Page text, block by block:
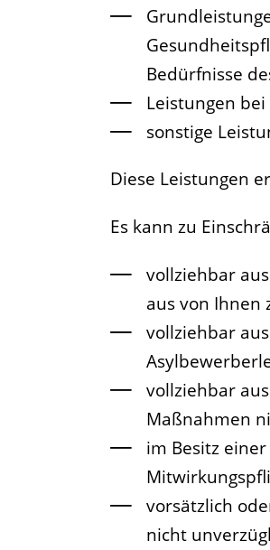
Bedürfnisse
Leistungen
sonstige
Diese Leistungen
Es kann zu
vollziehbar
aus von Ihnen
vollziehbar
vollziehbar
Maßnahmen
im Besitz
vorsätzlich
nicht